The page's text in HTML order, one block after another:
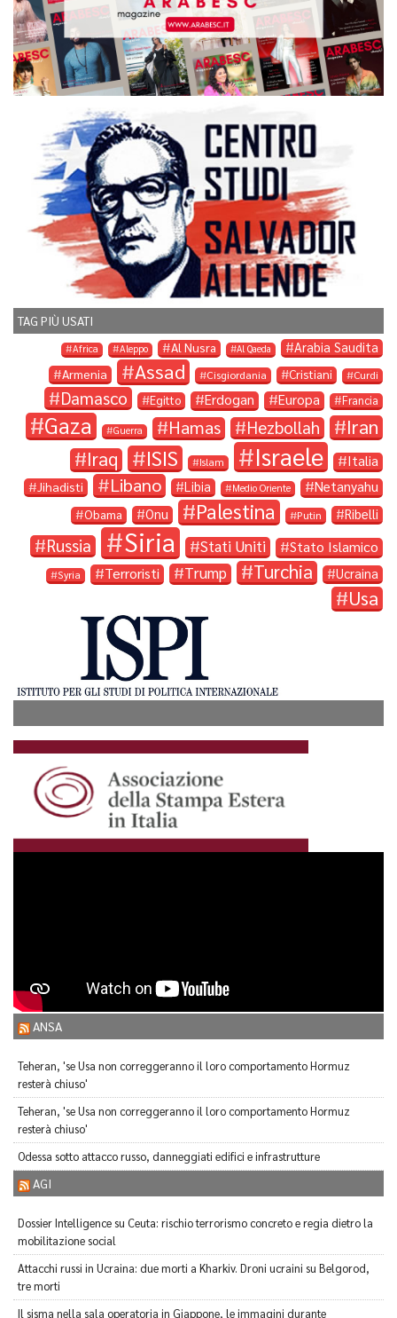
TAG PIÙ USATI
Africa Aleppo Al Nusra Al Qaeda Arabia Saudita
Armenia Assad Cisgiordania Cristiani Curdi
Damasco Egitto Erdogan Europa Francia
Gaza Guerra Hamas Hezbollah Iran
Iraq ISIS Islam Israele Italia
Jihadisti Libano Libia Medio Oriente Netanyahu
Obama Onu Palestina Putin Ribelli
Russia Siria Stati Uniti Stato Islamico
Syria Terroristi Trump Turchia Ucraina
Usa
ANSA
Teheran, 'se Usa non correggeranno il loro comportamento Hormuz
resterà chiuso'
Teheran, 'se Usa non correggeranno il loro comportamento Hormuz
resterà chiuso'
Odessa sotto attacco russo, danneggiati edifici e infrastrutture
AGI
Dossier Intelligence su Ceuta: rischio terrorismo concreto e regia dietro la
mobilitazione social
Attacchi russi in Ucraina: due morti a Kharkiv. Droni ucraini su Belgorod,
tre morti
Il sisma nella sala operatoria in Giappone, le immagini durante